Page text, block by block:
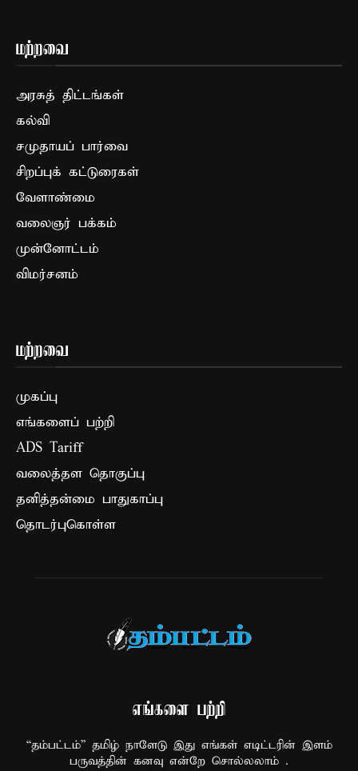
மற்றவை
அரசுத் திட்டங்கள்
கல்வி
சமுதாயப் பார்வை
சிறப்புக் கட்டுரைகள்
வேளாண்மை
வலைஞர் பக்கம்
முன்னோட்டம்
விமர்சனம்
மற்றவை
முகப்பு
எங்களைப் பற்றி
ADS Tariff
வலைத்தள தொகுப்பு
தனித்தன்மை பாதுகாப்பு
தொடர்புகொள்ள
எங்களை பற்றி
“தம்பட்டம்” தமிழ் நாளேடு இது எங்கள் எடிட்டரின் இளம்
பருவத்தின் கனவு என்றே சொல்லலாம் .